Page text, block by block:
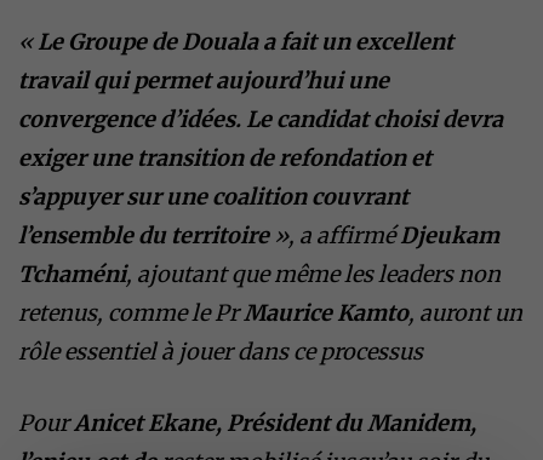
«Le Groupe de Douala a fait un excellent
travail qui permet aujourd’hui une
convergence d’idées. Le candidat choisi devra
exiger une transition de refondation et
s’appuyer sur une coalition couvrant
l’ensemble du territoire », a affirméDjeukam
Tchaméni, ajoutant que même les leaders non
retenus, comme le PrMaurice Kamto, auront un
rôle essentiel à jouer dans ce processus
PourAnicet Ekane, Président du Manidem,